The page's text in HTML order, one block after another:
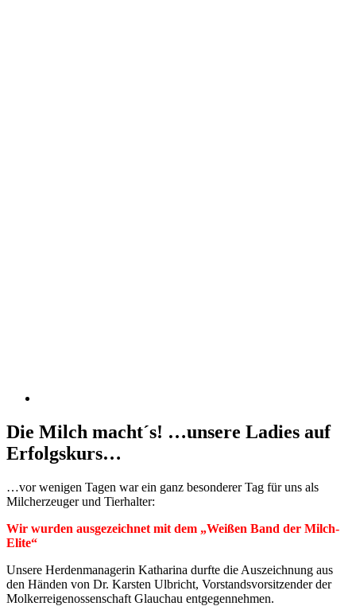
Die Milch macht´s! …unsere Ladies auf
Erfolgskurs…
…vor wenigen Tagen war ein ganz besonderer Tag für uns als
Milcherzeuger und Tierhalter:
Wir wurden ausgezeichnet mit dem „Weißen Band der Milch-
Elite“
Unsere Herdenmanagerin Katharina durfte die Auszeichnung aus
den Händen von Dr. Karsten Ulbricht, Vorstandsvorsitzender der
Molkerreigenossenschaft Glauchau entgegennehmen.